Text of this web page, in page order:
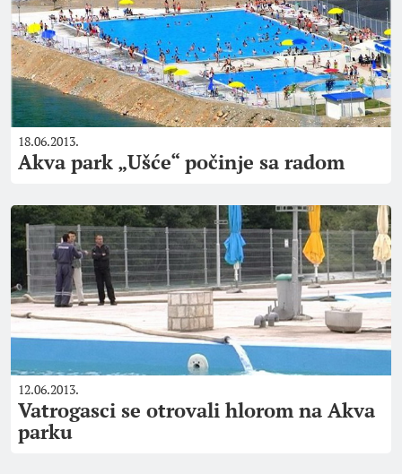
18.06.2013.
Akva park „Ušće“ počinјe sa radom
12.06.2013.
Vatrogasci se otrovali hlorom na Akva
parku